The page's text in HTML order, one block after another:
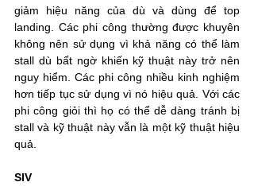
giảm hiệu năng của dù và dùng để top
landing. Các phi công thường được khuyên
không nên sử dụng vì khả năng có thể làm
stall dù bất ngờ khiến kỹ thuật này trở nên
nguy hiểm. Các phi công nhiều kinh nghiệm
hơn tiếp tục sử dụng vì nó hiệu quả. Với các
phi công giỏi thì họ có thể dễ dàng tránh bị
stall và kỹ thuật này vẫn là một kỹ thuật hiệu
quả.
SIV